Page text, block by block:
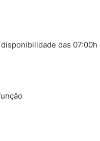
das 07:00h